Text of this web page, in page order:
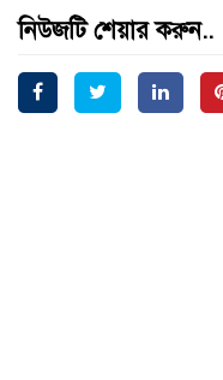
নিউজটি শেয়ার করুন..